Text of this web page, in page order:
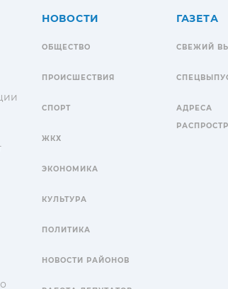
НОВОСТИ
ОБЩЕСТВО
ПРОИСШЕСТВИЯ
СПОРТ
ЖКХ
ЭКОНОМИКА
КУЛЬТУРА
ПОЛИТИКА
НОВОСТИ РАЙОНОВ
ГАЗЕТА
СВЕЖИЙ
АДРЕСА